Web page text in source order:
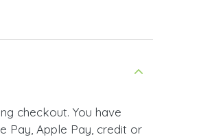
checkout. You have
Pay, Apple Pay, credit or